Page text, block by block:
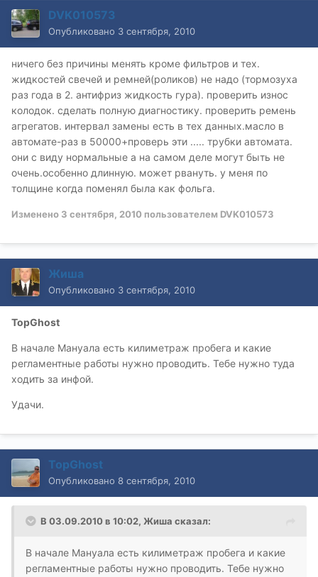
DVK010573
Опубликовано 3 сентября, 2010
ничего без причины менять кроме фильтров и тех.
жидкостей свечей и ремней(роликов) не надо (тормозуха
раз года в 2. антифриз жидкость гура). проверить износ
колодок. сделать полную диагностику. проверить ремень
агрегатов. интервал замены есть в тех данных.масло в
автомате-раз в 50000+проверь эти ..... трубки автомата.
они с виду нормальные а на самом деле могут быть не
очень.особенно длинную. может рвануть. у меня по
толщине когда поменял была как фольга.
Изменено 3 сентября, 2010 пользователем DVK010573
Жиша
Опубликовано 3 сентября, 2010
TopGhost
В начале Мануала есть килиметраж пробега и какие
регламентные работы нужно проводить. Тебе нужно туда
ходить за инфой.
Удачи.
TopGhost
Опубликовано 8 сентября, 2010
В 03.09.2010 в 10:02, Жиша сказал:
В начале Мануала есть килиметраж пробега и какие
регламентные работы нужно проводить. Тебе нужно